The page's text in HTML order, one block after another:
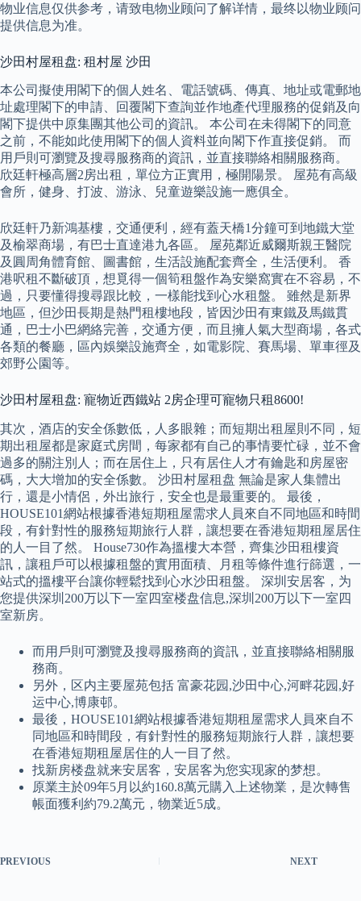
物业信息仅供参考，请致电物业顾问了解详情，最终以物业顾问
提供信息为准。
沙田村屋租盘: 租村屋 沙田
本公司擬使用閣下的個人姓名、電話號碼、傳真、地址或電郵地
址處理閣下的申請、回覆閣下查詢並作地產代理服務的促銷及向
閣下提供中原集團其他公司的資訊。 本公司在未得閣下的同意
之前，不能如此使用閣下的個人資料並向閣下作直接促銷。 而
用戶則可瀏覽及搜尋服務商的資訊，並直接聯絡相關服務商。
欣廷軒極高層2房出租，單位方正實用，極開陽景。 屋苑有高級
會所，健身、打波、游泳、兒童遊樂設施一應俱全。
欣廷軒乃新鴻基樓，交通便利，經有蓋天橋1分鐘可到地鐵大堂
及榆翠商場，有巴士直達港九各區。 屋苑鄰近威爾斯親王醫院
及圓周角體育館、圖書館，生活設施配套齊全，生活便利。 香
港呎租不斷破頂，想覓得一個筍租盤作為安樂窩實在不容易，不
過，只要懂得搜尋跟比較，一樣能找到心水租盤。 雖然是新界
地區，但沙田長期是熱門租樓地段，皆因沙田有東鐵及馬鐵貫
通，巴士小巴網絡完善，交通方便，而且擁人氣大型商場，各式
各類的餐廳，區內娛樂設施齊全，如電影院、賽馬場、單車徑及
郊野公園等。
沙田村屋租盘: 寵物近西鐵站 2房企理可寵物只租8600!
其次，酒店的安全係數低，人多眼雜；而短期出租屋則不同，短
期出租屋都是家庭式房間，每家都有自己的事情要忙碌，並不會
過多的關注別人；而在居住上，只有居住人才有鑰匙和房屋密
碼，大大增加的安全係數。 沙田村屋租盘 無論是家人集體出
行，還是小情侶，外出旅行，安全也是最重要的。 最後，
HOUSE101網站根據香港短期租屋需求人員來自不同地區和時間
段，有針對性的服務短期旅行人群，讓想要在香港短期租屋居住
的人一目了然。 House730作為搵樓大本營，齊集沙田租樓資
訊，讓租戶可以根據租盤的實用面積、月租等條件進行篩選，一
站式的搵樓平台讓你輕鬆找到心水沙田租盤。 深圳安居客，为
您提供深圳200万以下一室四室楼盘信息,深圳200万以下一室四
室新房。
而用戶則可瀏覽及搜尋服務商的資訊，並直接聯絡相關服
務商。
另外，区内主要屋苑包括 富豪花园,沙田中心,河畔花园,好
运中心,博康邨。
最後，HOUSE101網站根據香港短期租屋需求人員來自不
同地區和時間段，有針對性的服務短期旅行人群，讓想要
在香港短期租屋居住的人一目了然。
找新房楼盘就来安居客，安居客为您实现家的梦想。
原業主於09年5月以約160.8萬元購入上述物業，是次轉售
帳面獲利約79.2萬元，物業近5成。
PREVIOUS NEXT